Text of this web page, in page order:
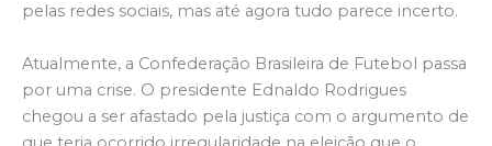
pelas redes sociais, mas até agora tudo parece incerto.
Atualmente, a Confederação Brasileira de Futebol passa
por uma crise. O presidente Ednaldo Rodrigues
chegou a ser afastado pela justiça com o argumento de